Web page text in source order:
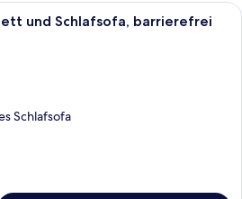
Ein Hotelzimmer mit zwei Betten,
und Schlafsofa, barrierefrei
Schlafsofa